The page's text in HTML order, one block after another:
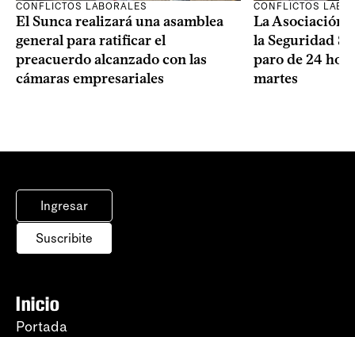
CONFLICTOS LABORALES
El Sunca realizará una asamblea
general para ratificar el
preacuerdo alcanzado con las
cámaras empresariales
CONFLICTOS
La Asociación
la Seguridad
paro de 24
martes
Ingresar
Suscribite
Inicio
Portada